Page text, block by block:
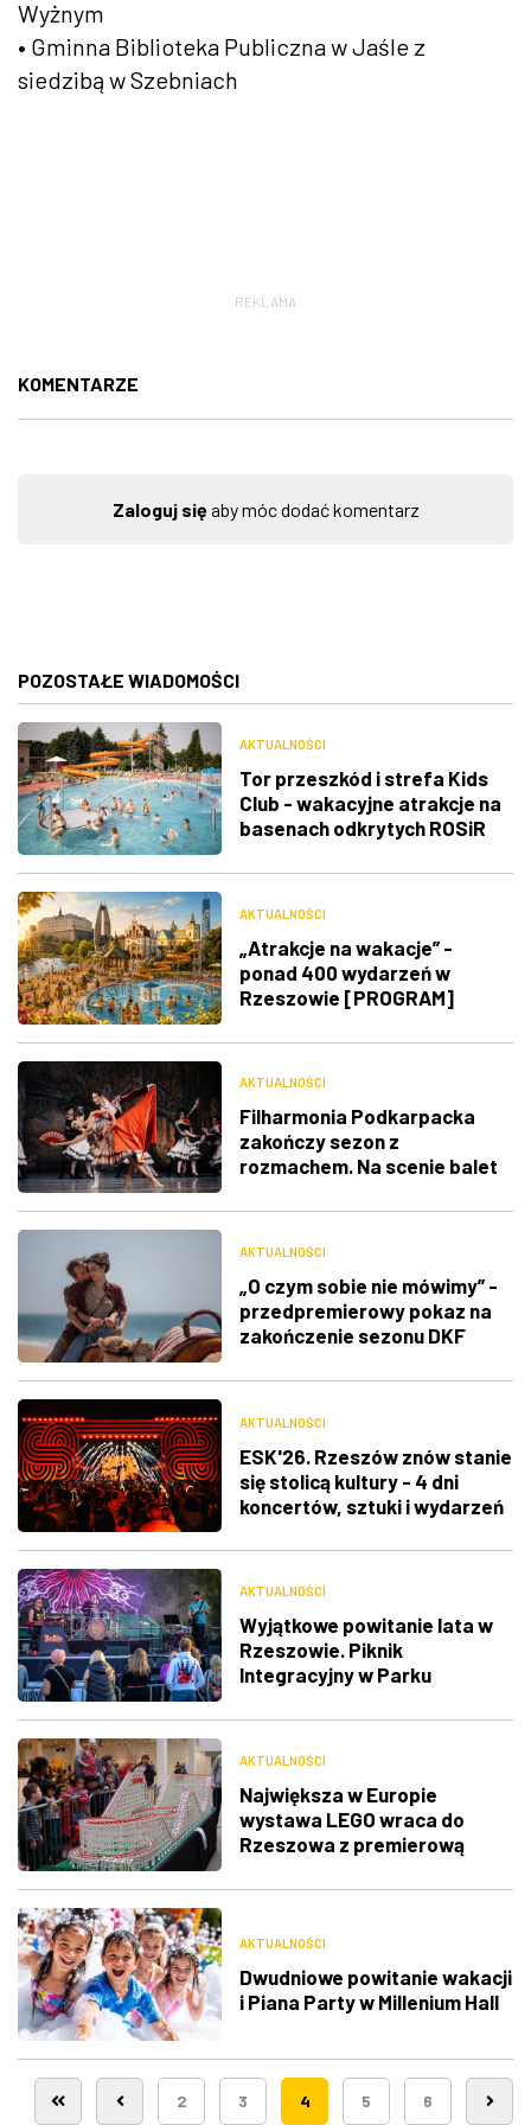
Wyżnym
• Gminna Biblioteka Publiczna w Jaśle z
siedzibą w Szebniach
REKLAMA
KOMENTARZE
Zaloguj sięaby móc dodać komentarz
POZOSTAŁE WIADOMOŚCI
AKTUALNOŚCI
Tor przeszkód i strefa Kids
Club - wakacyjne atrakcje na
basenach odkrytych ROSiR
AKTUALNOŚCI
„Atrakcje na wakacje” -
ponad 400 wydarzeń w
Rzeszowie [PROGRAM]
AKTUALNOŚCI
Filharmonia Podkarpacka
zakończy sezon z
rozmachem. Na scenie balet
AKTUALNOŚCI
„O czym sobie nie mówimy” -
przedpremierowy pokaz na
zakończenie sezonu DKF
AKTUALNOŚCI
ESK'26. Rzeszów znów stanie
się stolicą kultury - 4 dni
koncertów, sztuki i wydarzeń
AKTUALNOŚCI
Wyjątkowe powitanie lata w
Rzeszowie. Piknik
Integracyjny w Parku
AKTUALNOŚCI
Największa w Europie
wystawa LEGO wraca do
Rzeszowa z premierową
AKTUALNOŚCI
Dwudniowe powitanie wakacji
i Piana Party w Millenium Hall
2 3 4 5 6